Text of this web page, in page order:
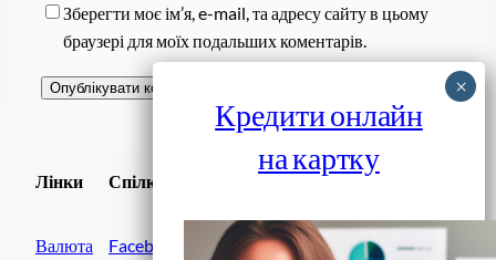
Зберегти моє ім’я, e-mail, та адресу сайту в цьому
браузері для моїх подальших коментарів.
Лінки
Валюта
Спілки
Facebook
Завантажити
Кредити онлайн
на картку